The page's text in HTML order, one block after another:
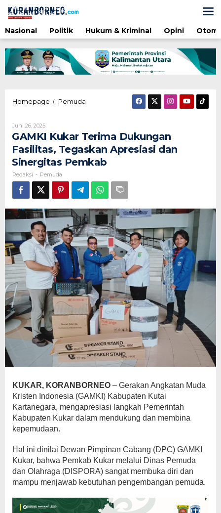
konten
Nasional
Politik Hukum & Kriminal Opini
Homepage / Pemuda
Fasilitas,
Tegaskan
Apresiasi
dan
Pemkab
Juni 26, 2025Oleh
Redaksi
GAMKI Kukar Terima Dukungan
Fasilitas, Tegaskan Apresiasi dan
Sinergitas Pemkab
Redaksi - Pemuda
KUKAR, KORANBORNEO – Gerakan Angkatan Muda
Kristen Indonesia (GAMKI) Kabupaten Kutai
Kartanegara, mengapresiasi langkah Pemerintah
Kabupaten Kukar dalam mendukung dan membina
kepemudaan.
Hal ini dinilai Dewan Pimpinan Cabang (DPC) GAMKI
Kukar, bahwa Pemkab Kukar melalui Dinas Pemuda
dan Olahraga (DISPORA) sangat membuka diri dan
mampu menjawab kebutuhan pengembangan pemuda.